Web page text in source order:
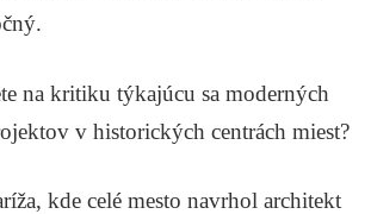
na kritiku týkajúcu sa moderných
v historických centrách miest?
kde celé mesto navrhol architekt